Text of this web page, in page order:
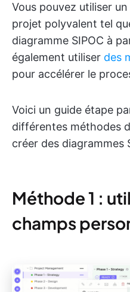
Vous pouvez utiliser
projet polyvalent tel
diagramme SIPOC à
également utiliser des
pour accélérer le
Voici un guide étape
différentes méthodes
créer des diagrammes
Méthode 1 :
champs